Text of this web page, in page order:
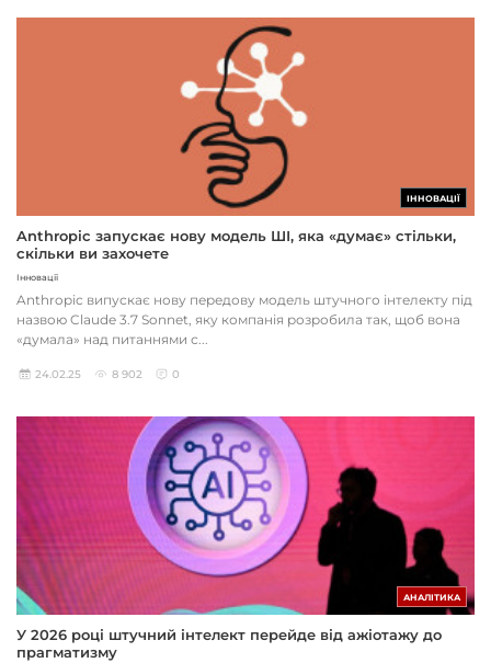
ІННОВАЦІЇ
Anthropic запускає нову модель ШІ, яка «думає» стільки,
скільки ви захочете
Інновації
Anthropic випускає нову передову модель штучного інтелекту під
назвою Claude 3.7 Sonnet, яку компанія розробила так, щоб вона
«думала» над питаннями с...
24.02.25 8 902 0
АНАЛІТИКА
У 2026 році штучний інтелект перейде від ажіотажу до
прагматизму